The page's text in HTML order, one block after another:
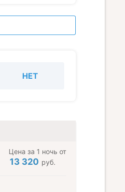
НЕТ
Цена за 1 ночь от
13 320 руб.